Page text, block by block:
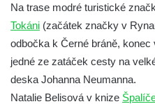
Socha Mamut srstnatý v
Socha Orel v ZOO Hluboká
Socha Vydry si hrají v ZOO
Socha Přátelství v ZOO
Socha Matka příroda v ZOO
Na trase modré turistické
Tokáni (začátek značky v
odbočka k Černé bráně,
jedné ze zatáček cesty na
deska Johanna Neumanna.
Natalie Belisová v knize